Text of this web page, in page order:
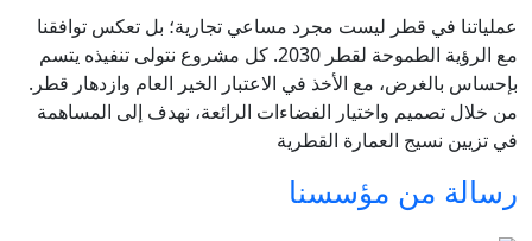
عملياتنا في قطر ليست مجرد مساعي تجارية؛ بل تعكس توافقنا
مع الرؤية الطموحة لقطر 2030. كل مشروع نتولى تنفيذه يتسم
بإحساس بالغرض، مع الأخذ في الاعتبار الخير العام وازدهار قطر.
من خلال تصميم واختيار الفضاءات الرائعة، نهدف إلى المساهمة
في تزيين نسيج العمارة القطرية
رسالة من مؤسسنا